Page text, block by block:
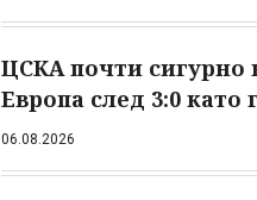
ЦСКА почти сигурно
Европа след 3:0 като
06.08.2026